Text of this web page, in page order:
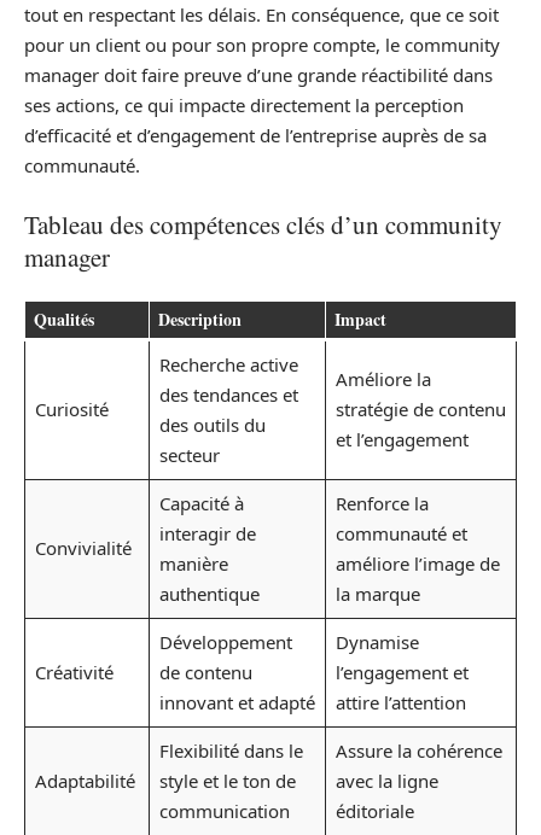
tout en respectant les délais. En conséquence, que ce soit
pour un client ou pour son propre compte, le community
manager doit faire preuve d’une grande réactibilité dans
ses actions, ce qui impacte directement la perception
d’efficacité et d’engagement de l’entreprise auprès de sa
communauté.
Tableau des compétences clés d’un community
manager
Qualités Description Impact
Curiosité
Recherche active
des tendances et
des outils du
secteur
Améliore la
stratégie de contenu
et l’engagement
Convivialité
Capacité à
interagir de
manière
authentique
Renforce la
communauté et
améliore l’image de
la marque
Créativité
Développement
de contenu
innovant et adapté
Dynamise
l’engagement et
attire l’attention
Adaptabilité
Flexibilité dans le
style et le ton de
communication
Assure la cohérence
avec la ligne
éditoriale